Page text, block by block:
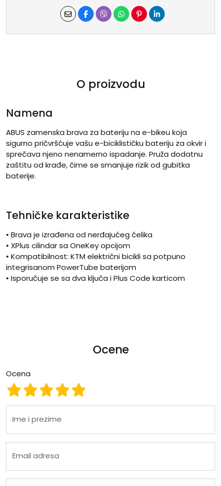
O proizvodu
Namena
ABUS zamenska brava za bateriju na e-bikeu koja
sigurno pričvršćuje vašu e-biciklističku bateriju za okvir i
sprečava njeno nenamerno ispadanje. Pruža dodatnu
zaštitu od krađe, čime se smanjuje rizik od gubitka
baterije.
Tehničke karakteristike
• Brava je izrađena od nerđajućeg čelika
• XPlus cilindar sa OneKey opcijom
• Kompatibilnost: KTM električni bicikli sa potpuno
integrisanom PowerTube baterijom
• Isporučuje se sa dva ključa i Plus Code karticom
Ocene
Ocena
Ocena 5
Ocena 4
Ocena 3
Ocena 2
Ocena 1
Ime i prezime
Email adresa